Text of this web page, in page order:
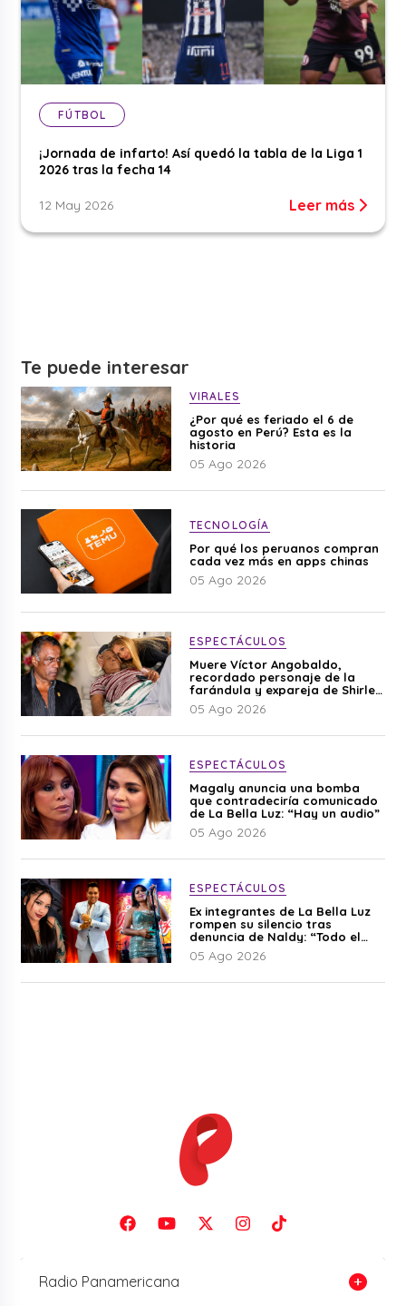
FÚTBOL
¡Jornada de infarto! Así quedó la tabla de la Liga 1
2026 tras la fecha 14
12 May 2026 Leer más
Te puede interesar
VIRALES
¿Por qué es feriado el 6 de
agosto en Perú? Esta es la
historia
05 Ago 2026
TECNOLOGÍA
Por qué los peruanos compran
cada vez más en apps chinas
05 Ago 2026
ESPECTÁCULOS
Muere Víctor Angobaldo,
recordado personaje de la
farándula y expareja de Shirley
Cherres
05 Ago 2026
ESPECTÁCULOS
Magaly anuncia una bomba
que contradeciría comunicado
de La Bella Luz: “Hay un audio”
05 Ago 2026
ESPECTÁCULOS
Ex integrantes de La Bella Luz
rompen su silencio tras
denuncia de Naldy: “Todo el
mundo lo sabía”
05 Ago 2026
Radio Panamericana